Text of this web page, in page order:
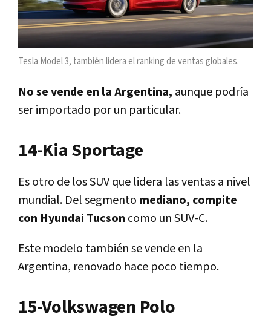
Tesla Model 3, también lidera el ranking de ventas globales.
No se vende en la Argentina, aunque podría
ser importado por un particular.
14-Kia Sportage
Es otro de los SUV que lidera las ventas a nivel
mundial. Del segmento mediano, compite
con Hyundai Tucson como un SUV-C.
Este modelo también se vende en la
Argentina, renovado hace poco tiempo.
15-Volkswagen Polo